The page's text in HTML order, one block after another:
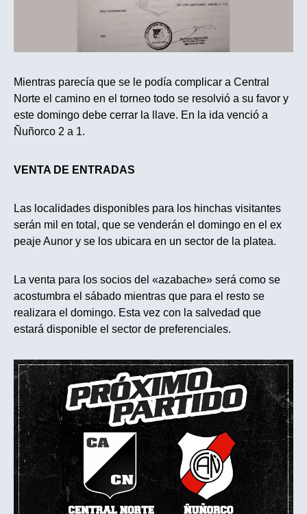
Mientras parecía que se le podía complicar a Central
Norte el camino en el torneo todo se resolvió a su favor y
este domingo debe cerrar la llave. En la ida venció a
Ñuñorco 2 a 1.
VENTA DE ENTRADAS
Las localidades disponibles para los hinchas visitantes
serán mil en total, que se venderán el domingo en el ex
peaje Aunor y se los ubicara en un sector de la platea.
La venta para los socios del «azabache» será como se
acostumbra el sábado mientras que para el resto se
realizara el domingo. Esta vez con la salvedad que
estará disponible el sector de preferenciales.